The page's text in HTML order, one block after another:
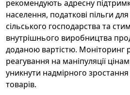
рекомендують адресну
населення, податкові пільги
сільського господарства та
внутрішнього виробництва
доданою вартістю. Моніторинг
реагування на маніпуляції
уникнути надмірного зростання
товарів.